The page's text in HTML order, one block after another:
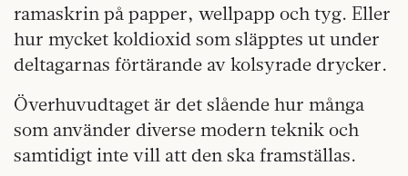
ramaskrin på papper, wellpapp och tyg. Eller
hur mycket koldioxid som släpptes ut under
deltagarnas förtärande av kolsyrade drycker.
Överhuvudtaget är det slående hur många
som använder diverse modern teknik och
samtidigt inte vill att den ska framställas.